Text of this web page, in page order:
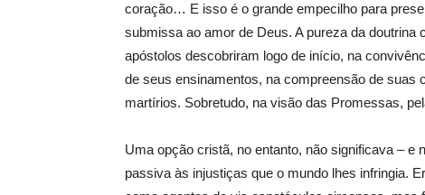
coração… E isso é o grande empecilho para
submissa ao amor de Deus. A pureza da
apóstolos descobriram logo de início, na
de seus ensinamentos, na compreensão de suas
martírios. Sobretudo, na visão das Promessas,
Uma opção cristã, no entanto, não significava –
passiva às injustiças que o mundo lhes infringia.